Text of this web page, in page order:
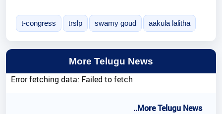
t-congress trslp swamy goud aakula lalitha
More Telugu News
Error fetching data: Failed to fetch
..More Telugu News